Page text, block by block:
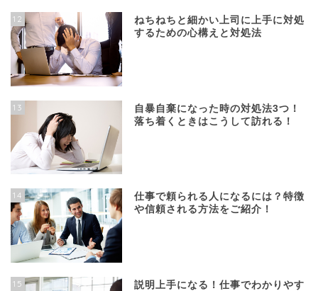
12
ねちねちと細かい上司に上手に対処
するための心構えと対処法
13
自暴自棄になった時の対処法3つ！
落ち着くときはこうして訪れる！
14
仕事で頼られる人になるには？特徴
や信頼される方法をご紹介！
15
説明上手になる！仕事でわかりやす